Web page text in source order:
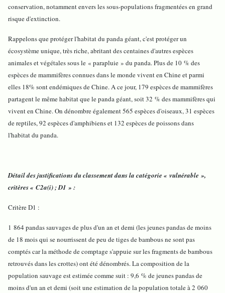
conservation, notamment envers les sous-populations fragmentées en grand
risque d'extinction.
Rappelons que protéger l'habitat du panda géant, c'est protéger un
écosystème unique, très riche, abritant des centaines d'autres espèces
animales et végétales sous le « parapluie » du panda. Plus de 10 % des
espèces de mammifères connues dans le monde vivent en Chine et parmi
elles 18% sont endémiques de Chine. A ce jour, 179 espèces de mammifères
partagent le même habitat que le panda géant, soit 32 % des mammifères qui
vivent en Chine. On dénombre également 565 espèces d'oiseaux, 31 espèces
de reptiles, 92 espèces d'amphibiens et 132 espèces de poissons dans
l'habitat du panda.
Détail des justifications du classement dans la catégorie « vulnérable »,
critères « C2a(i) ; D1 » :
Critère D1 :
1 864 pandas sauvages de plus d'un an et demi (les jeunes pandas de moins
de 18 mois qui se nourrissent de peu de tiges de bambous ne sont pas
comptés car la méthode de comptage s'appuie sur les fragments de bambous
retrouvés dans les crottes) ont été dénombrés. La composition de la
population sauvage est estimée comme suit : 9,6 % de jeunes pandas de
moins d'un an et demi (soit une estimation de la population totale à 2 060